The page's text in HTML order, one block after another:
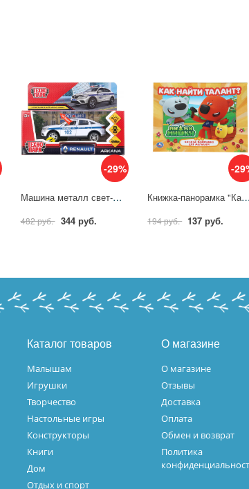
-29%
Машина металл свет-звук Рено Аркана Полиция 12 см, Технопарк ARKANA-12SLPOL-WH
482 руб. 344 руб.
-
Книжка-панорамка "Как найти талант. Ми-ми-мишки"
194 руб. 137 руб.
Каталог товаров
Малышам
Игрушки
Творчество
Настольные игры
Конструкторы
Книги
Дом
Отдых и спорт
О магазине
О магазине
Отзывы
Доставка
Оплата
Обмен и возврат
Политика